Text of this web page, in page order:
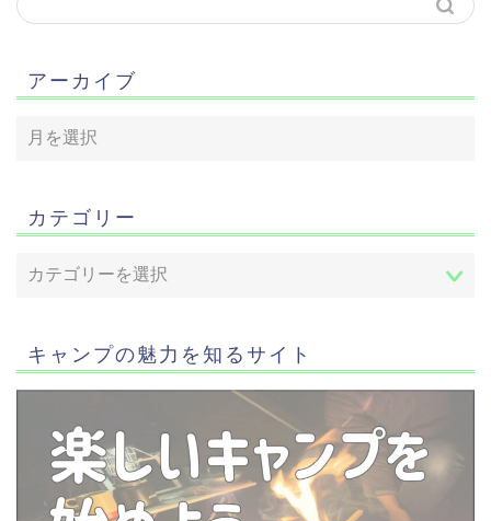
アーカイブ
カテゴリー
キャンプの魅力を知るサイト